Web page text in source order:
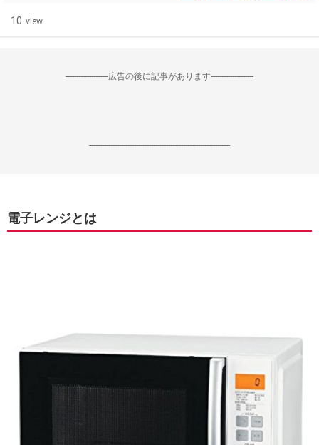
10 view
--------------------広告の後に記事があります--------------------
------------------------------------------------------------------
電子レンジとは